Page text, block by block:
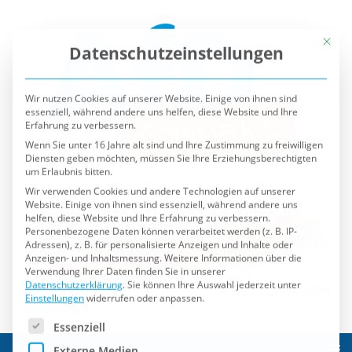
Wir nutzen Cookies auf unserer Website. Einige von ihnen sind
essenziell, während andere uns helfen, diese Website und Ihre
Erfahrung zu verbessern.
Wenn Sie unter 16 Jahre alt sind und Ihre Zustimmung zu freiwilligen
Diensten geben möchten, müssen Sie Ihre Erziehungsberechtigten
um Erlaubnis bitten.
Wir verwenden Cookies und andere Technologien auf unserer
Website. Einige von ihnen sind essenziell, während andere uns
helfen, diese Website und Ihre Erfahrung zu verbessern.
Personenbezogene Daten können verarbeitet werden (z. B. IP-
Adressen), z. B. für personalisierte Anzeigen und Inhalte oder
Anzeigen- und Inhaltsmessung.Weitere Informationen über die
Verwendung Ihrer Daten finden Sie in unserer
Datenschutzerklärung. Sie können Ihre Auswahl jederzeit unter
Einstellungenwiderrufen oder anpassen.
Es folgt eine Liste der Service-Gruppen, für die eine
Externe Medien